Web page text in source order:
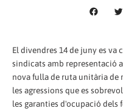
El divendres 14 de juny es
sindicats amb representació a
nova fulla de ruta unitària de
les agressions que es
les garanties d'ocupació dels